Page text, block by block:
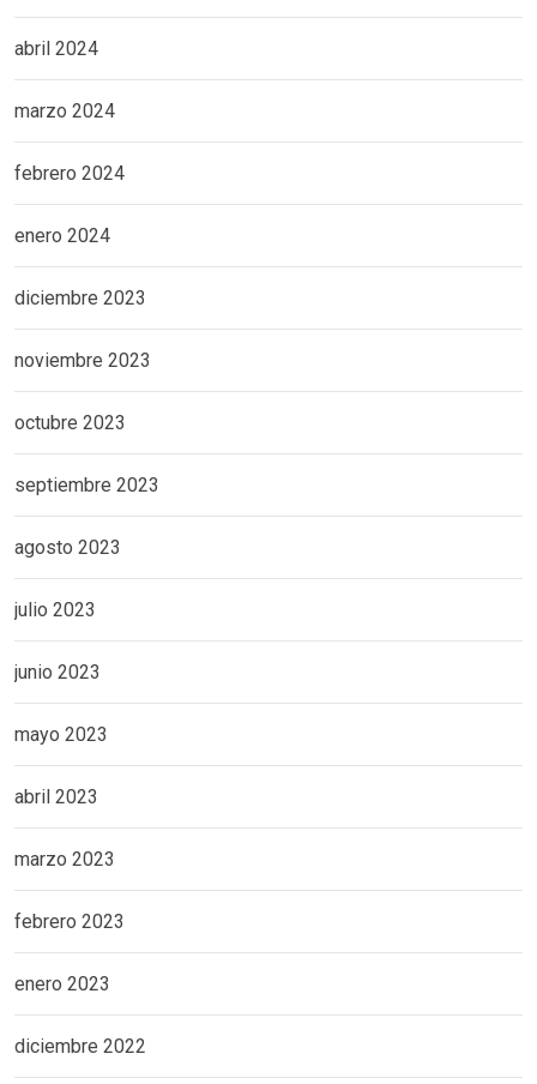
abril 2024
marzo 2024
febrero 2024
enero 2024
diciembre 2023
noviembre 2023
octubre 2023
septiembre 2023
agosto 2023
julio 2023
junio 2023
mayo 2023
abril 2023
marzo 2023
febrero 2023
enero 2023
diciembre 2022